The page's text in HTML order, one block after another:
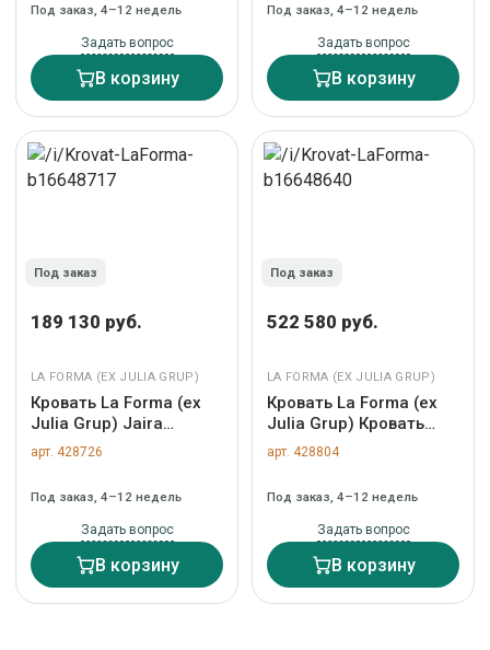
см арт. 463747
Под заказ, 4–12 недель
Задать вопрос
В корзину
Под заказ, 4–12 недель
Задать вопрос
В корзину
Под заказ
189 130 руб.
LA FORMA (ЕХ JULIA GRUP)
Кровать La Forma (ех
Julia Grup) Jaira
Основание кровати
антрацитового цвета
для матраса 90 х 200
см арт. 216688
арт. 428726
Под заказ, 4–12 недель
Задать вопрос
В корзину
Под заказ
522 580 руб.
LA FORMA (ЕХ JULIA GRUP)
Кровать La Forma (ех
Julia Grup) Кровать
Alguema из дубового
шпона с натуральной
160 x 200 арт. 205219
арт. 428804
Под заказ, 4–12 недель
Задать вопрос
В корзину